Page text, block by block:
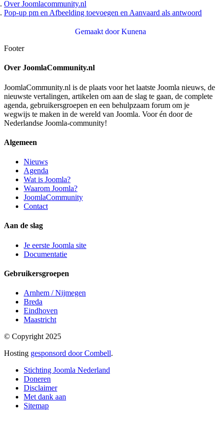
Over Joomlacommunity.nl
Pop-up pm en Afbeelding toevoegen en Aanvaard als antwoord
Gemaakt doorKunena
Footer
Over JoomlaCommunity.nl
JoomlaCommunity.nl is de plaats voor het laatste Joomla nieuws, de
nieuwste vertalingen, artikelen om aan de slag te gaan, de complete
agenda, gebruikersgroepen en een behulpzaam forum om je
wegwijs te maken in de wereld van Joomla. Voor én door de
Nederlandse Joomla-community!
Algemeen
Nieuws
Agenda
Wat is Joomla?
Waarom Joomla?
JoomlaCommunity
Contact
Aan de slag
Je eerste Joomla site
Documentatie
Gebruikersgroepen
Arnhem / Nijmegen
Breda
Eindhoven
Maastricht
© Copyright 2025
Hosting gesponsord door Combell.
Stichting Joomla Nederland
Doneren
Disclaimer
Met dank aan
Sitemap